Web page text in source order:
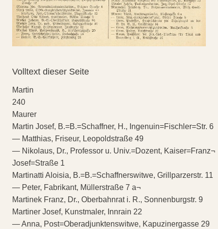
Volltext dieser Seite
Martin
240
Maurer
Martin Josef, B.=B.=Schaffner, H., Ingenuin=Fischler=Str. 6
— Matthias, Friseur, Leopoldstraße 49
— Nikolaus, Dr., Professor u. Univ.=Dozent, Kaiser=Franz¬
Josef=Straße 1
Martinatti Aloisia, B.=B.=Schaffnerswitwe, Grillparzerstr. 11
— Peter, Fabrikant, Müllerstraße 7 a¬
Martinek Franz, Dr., Oberbahnrat i. R., Sonnenburgstr. 9
Martiner Josef, Kunstmaler, Innrain 22
— Anna, Post=Oberadjunktenswitwe, Kapuzinergasse 29